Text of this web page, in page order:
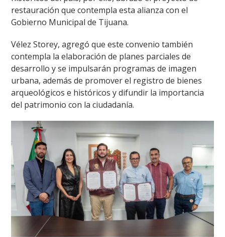
restauración que contempla esta alianza con el
Gobierno Municipal de Tijuana.
Vélez Storey, agregó que este convenio también
contempla la elaboración de planes parciales de
desarrollo y se impulsarán programas de imagen
urbana, además de promover el registro de bienes
arqueológicos e históricos y difundir la importancia
del patrimonio con la ciudadanía.